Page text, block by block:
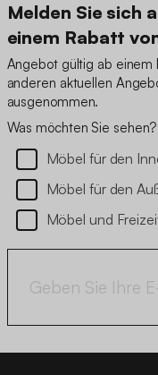
Melden Sie sich
einem Rabatt
Angebot gültig ab
anderen aktuellen
ausgenommen.
Was möchten Sie sehen?
Möbel für den
Möbel für den
Möbel und